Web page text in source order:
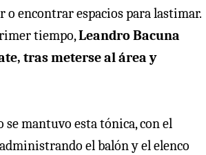
o encontrar espacios para lastimar.
tiempo,Leandro Bacuna
tras meterse al área y
se mantuvo esta tónica, con el
el balón y el elenco